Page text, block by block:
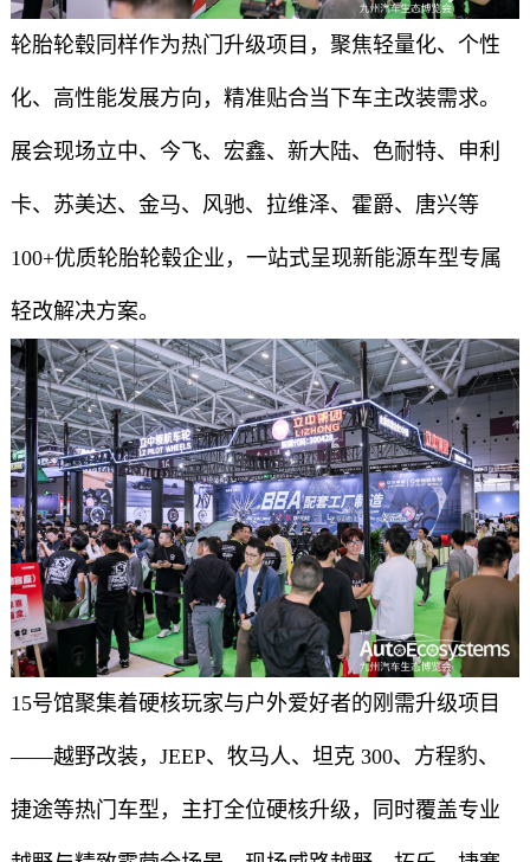
轮胎轮毂同样作为热门升级项目，聚焦轻量化、个性
化、高性能发展方向，精准贴合当下车主改装需求。
展会现场立中、今飞、宏鑫、新大陆、色耐特、申利
卡、苏美达、金马、风驰、拉维泽、霍爵、唐兴等
100+优质轮胎轮毂企业，一站式呈现新能源车型专属
轻改解决方案。
15号馆聚集着硬核玩家与户外爱好者的刚需升级项目
——越野改装，JEEP、牧马人、坦克 300、方程豹、
捷途等热门车型，主打全位硬核升级，同时覆盖专业